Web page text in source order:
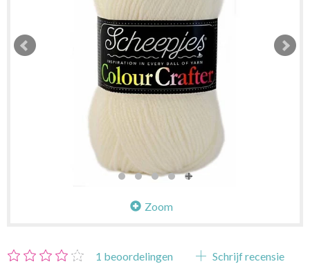
Zoom
1 beoordelingen Schrijf recensie